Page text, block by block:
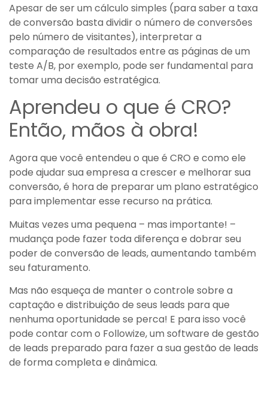
Apesar de ser um cálculo simples (para saber a taxa
de conversão basta dividir o número de conversões
pelo número de visitantes), interpretar a
comparação de resultados entre as páginas de um
teste A/B, por exemplo, pode ser fundamental para
tomar uma decisão estratégica.
Aprendeu o que é CRO?
Então, mãos à obra!
Agora que você entendeu o que é CRO e como ele
pode ajudar sua empresa a crescer e melhorar sua
conversão, é hora de preparar um plano estratégico
para implementar esse recurso na prática.
Muitas vezes uma pequena – mas importante! –
mudança pode fazer toda diferença e dobrar seu
poder de conversão de leads, aumentando também
seu faturamento.
Mas não esqueça de manter o controle sobre a
captação e distribuição de seus leads para que
nenhuma oportunidade se perca! E para isso você
pode contar com o Followize, um software de gestão
de leads preparado para fazer a sua gestão de leads
de forma completa e dinâmica.